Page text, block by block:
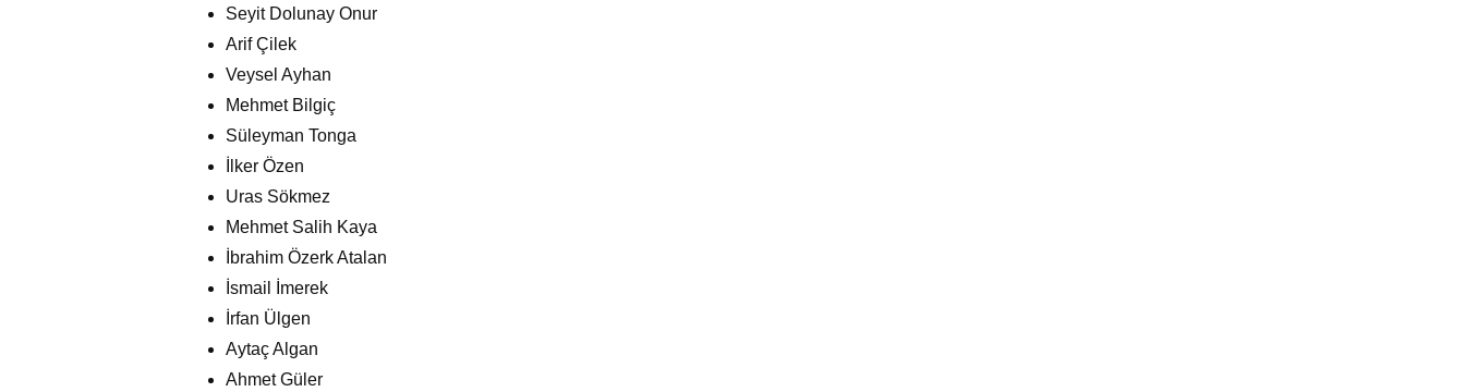
Seyit Dolunay Onur
Arif Çilek
Veysel Ayhan
Mehmet Bilgiç
Süleyman Tonga
İlker Özen
Uras Sökmez
Mehmet Salih Kaya
İbrahim Özerk Atalan
İsmail İmerek
İrfan Ülgen
Aytaç Algan
Ahmet Güler